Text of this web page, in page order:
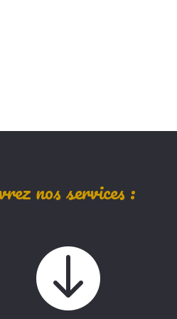
nos services :
